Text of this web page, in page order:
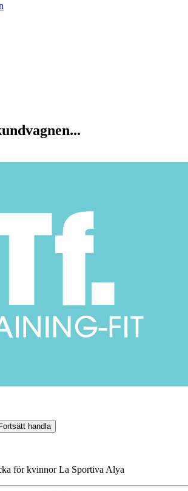
Fortsätt handla
för kvinnor La Sportiva Alya